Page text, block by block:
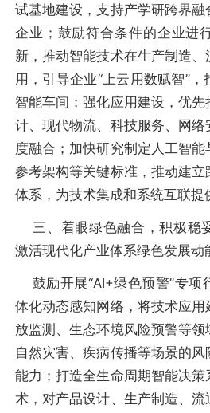
试基地建设，支持产学研跨界
企业；鼓励符合条件的企业进
新，推动智能技术在生产制造
用，引导企业“上云用数赋智”，
智能车间；强化应用建设，优
计、现代物流、科技服务、网
度融合；加快研究制定人工智
参考架构等关键标准，推动建
体系，为技术集成和系统互联提
三、着眼绿色融合，积极稳
激活现代化产业体系绿色发展动
鼓励开展“AI+绿色预警”专项
体化动态感知网络，将技术应
放监测、生态环境风险预警等领
自然灾害、疾病传播等场景的
能力；打造全生命周期智能决
术，对产品设计、生产制造、